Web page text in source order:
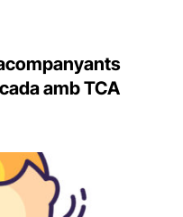
amb TCA